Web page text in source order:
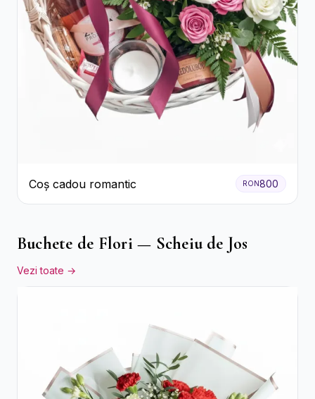
Coș cadou romantic RON800
Buchete de Flori — Scheiu de Jos
Vezi toate →